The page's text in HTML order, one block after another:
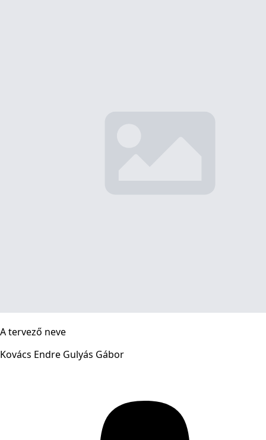
A tervező neve
Kovács Endre Gulyás Gábor